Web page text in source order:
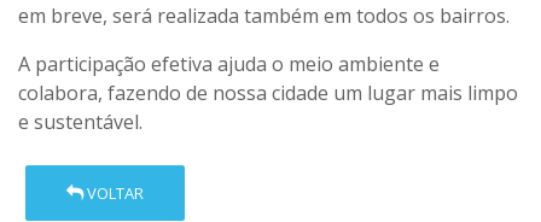
em breve, será realizada também em todos os bairros.
A participação efetiva ajuda o meio ambiente e
colabora, fazendo de nossa cidade um lugar mais limpo
e sustentável.
VOLTAR